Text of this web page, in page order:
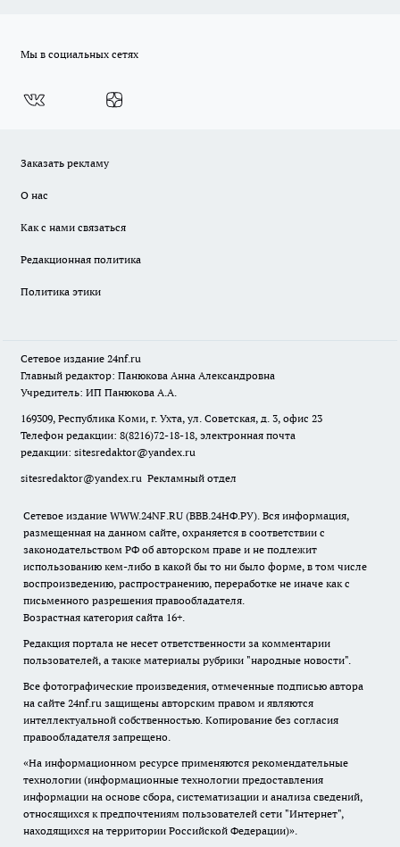
Мы в социальных сетях
Заказать рекламу
О нас
Как с нами связаться
Редакционная политика
Политика этики
Сетевое издание 24nf.ru
Главный редактор: Панюкова Анна Александровна
Учредитель: ИП Панюкова А.А.
169309, Республика Коми, г. Ухта, ул. Советская, д. 3, офис 23
Телефон редакции: 8(8216)72-18-18, электронная почта
редакции: sitesredaktor@yandex.ru
sitesredaktor@yandex.ru Рекламный отдел
Сетевое издание WWW.24NF.RU (ВВВ.24НФ.РУ). Вся информация,
размещенная на данном сайте, охраняется в соответствии с
законодательством РФ об авторском праве и не подлежит
использованию кем-либо в какой бы то ни было форме, в том числе
воспроизведению, распространению, переработке не иначе как с
письменного разрешения правообладателя.
Возрастная категория сайта 16+.
Редакция портала не несет ответственности за комментарии
пользователей, а также материалы рубрики "народные новости".
Все фотографические произведения, отмеченные подписью автора
на сайте 24nf.ru защищены авторским правом и являются
интеллектуальной собственностью. Копирование без согласия
правообладателя запрещено.
«На информационном ресурсе применяются рекомендательные
технологии (информационные технологии предоставления
информации на основе сбора, систематизации и анализа сведений,
относящихся к предпочтениям пользователей сети "Интернет",
находящихся на территории Российской Федерации)».